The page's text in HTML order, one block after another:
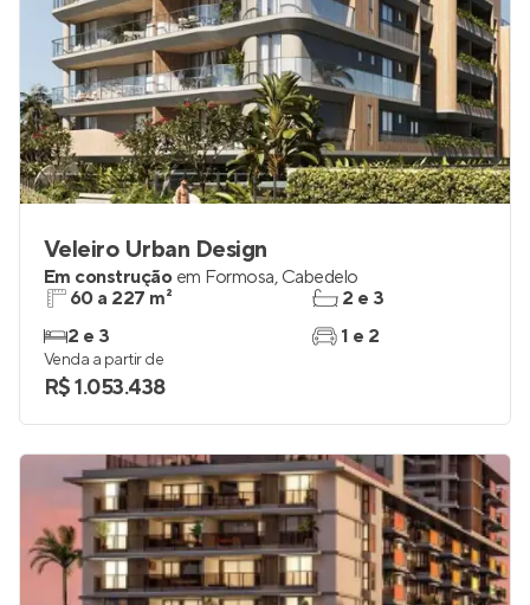
Veleiro Urban Design
Em construção em Formosa, Cabedelo
60 a 227 m²
2 e 3
2 e 3
1 e 2
Venda a partir de
R$ 1.053.438